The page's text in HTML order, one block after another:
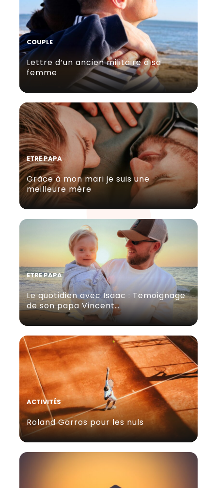
COUPLE
Lettre d’un ancien militaire à sa
femme
ETRE PAPA
Grâce à mon mari je suis une
meilleure mère
ETRE PAPA
Le quotidien avec Isaac : Temoignage
de son papa Vincent…
ACTIVITÉS
Roland Garros pour les nuls